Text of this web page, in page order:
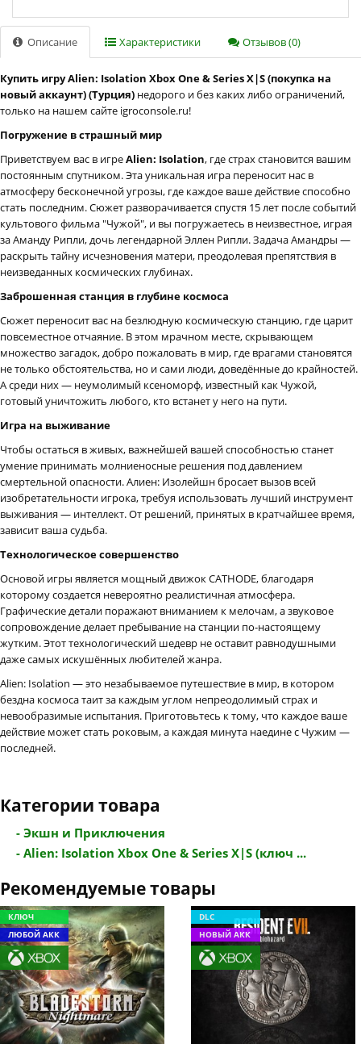
Описание Характеристики Отзывов (0)
Купить игру Alien: Isolation Xbox One & Series X|S (покупка на
новый аккаунт) (Турция) недорого и без каких либо ограничений,
только на нашем сайте igroconsole.ru!
Погружение в страшный мир
Приветствуем вас в игреAlien: Isolation, где страх становится вашим
постоянным спутником. Эта уникальная игра переносит нас в
атмосферу бесконечной угрозы, где каждое ваше действие способно
стать последним. Сюжет разворачивается спустя 15 лет после событий
культового фильма "Чужой", и вы погружаетесь в неизвестное, играя
за Аманду Рипли, дочь легендарной Эллен Рипли. Задача Амандры —
раскрыть тайну исчезновения матери, преодолевая препятствия в
неизведанных космических глубинах.
Заброшенная станция в глубине космоса
Сюжет переносит вас на безлюдную космическую станцию, где царит
повсеместное отчаяние. В этом мрачном месте, скрывающем
множество загадок, добро пожаловать в мир, где врагами становятся
не только обстоятельства, но и сами люди, доведённые до крайностей.
А среди них — неумолимый ксеноморф, известный как Чужой,
готовый уничтожить любого, кто встанет у него на пути.
Игра на выживание
Чтобы остаться в живых, важнейшей вашей способностью станет
умение принимать молниеносные решения под давлением
смертельной опасности. Алиен: Изолейшн бросает вызов всей
изобретательности игрока, требуя использовать лучший инструмент
выживания — интеллект. От решений, принятых в кратчайшее время,
зависит ваша судьба.
Технологическое совершенство
Основой игры является мощный движок CATHODE, благодаря
которому создается невероятно реалистичная атмосфера.
Графические детали поражают вниманием к мелочам, а звуковое
сопровождение делает пребывание на станции по-настоящему
жутким. Этот технологический шедевр не оставит равнодушными
даже самых искушённых любителей жанра.
Alien: Isolation — это незабываемое путешествие в мир, в котором
бездна космоса таит за каждым углом непреодолимый страх и
невообразимые испытания. Приготовьтесь к тому, что каждое ваше
действие может стать роковым, а каждая минута наедине с Чужим —
последней.
Категории товара
- Экшн и Приключения
- Alien: Isolation Xbox One & Series X|S (ключ ...
Рекомендуемые товары
КЛЮЧ
ЛЮБОЙ АКК
DLC
НОВЫЙ АКК